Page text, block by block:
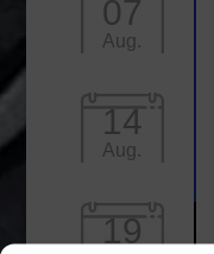
07
Aug.
14
Aug.
19